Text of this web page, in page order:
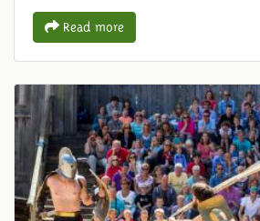
Read more